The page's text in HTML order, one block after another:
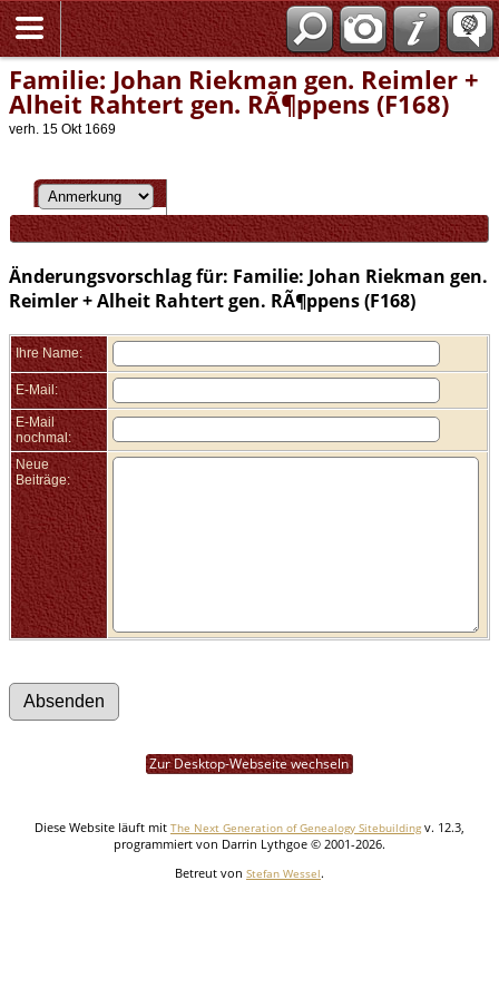
Familie: Johan Riekman gen. Reimler +
Alheit Rahtert gen. RÃ¶ppens (F168)
verh. 15 Okt 1669
Änderungsvorschlag für: Familie: Johan Riekman gen.
Reimler + Alheit Rahtert gen. RÃ¶ppens (F168)
Ihre Name:
E-Mail:
E-Mail
nochmal:
Neue
Beiträge:
Zur Desktop-Webseite wechseln
Diese Website läuft mit The Next Generation of Genealogy Sitebuilding v. 12.3,
programmiert von Darrin Lythgoe © 2001-2026.
Betreut von Stefan Wessel.